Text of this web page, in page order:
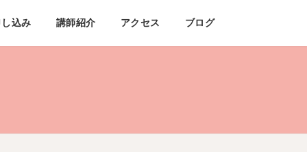
込み 講師紹介 アクセス ブログ